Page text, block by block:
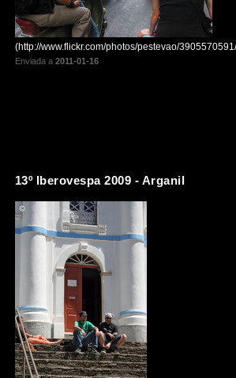
(http://www.flickr.com/photos/pestevao/
Enviada a 2011-01-16
13º Iberovespa 2009 - Arganil